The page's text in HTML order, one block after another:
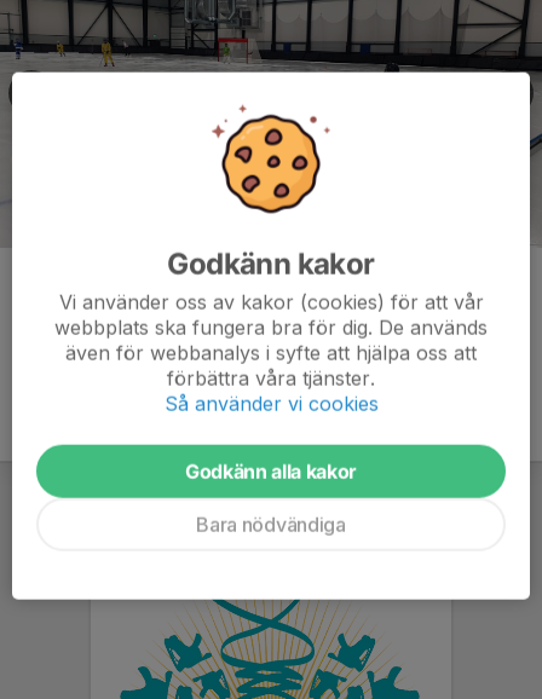
Godkänn kakor
Vi använder oss av kakor (cookies) för att vår
webbplats ska fungera bra för dig. De används
även för webbanalys i syfte att hjälpa oss att
förbättra våra tjänster.
Så använder vi cookies
Godkänn alla kakor
Bara nödvändiga